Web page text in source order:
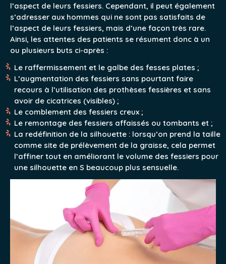
l’aspect de leurs fessiers. Cependant, il peut également
s’adresser aux hommes qui ne sont pas satisfaits de
l’aspect de leurs fessiers, mais d’une façon très rare.
Ainsi, les attentes des patients se résument donc à un
ou plusieurs buts ci-après :
Le raffermissement et le galbe des fesses plates ;
L’augmentation des fessiers sans pourtant faire
recours à l’utilisation des prothèses fessières et sans
avoir de cicatrices (visibles) ;
Le comblement des fessiers creux ;
Le remontage des fessiers affaissés ou tombants et ;
La redéfinition de la silhouette : lorsqu’on prend la taille
comme site de prélèvement de la graisse, cela permet
l’affiner tout en améliorant le volume des fessiers pour
une silhouette en S beaucoup plus sensuelle.